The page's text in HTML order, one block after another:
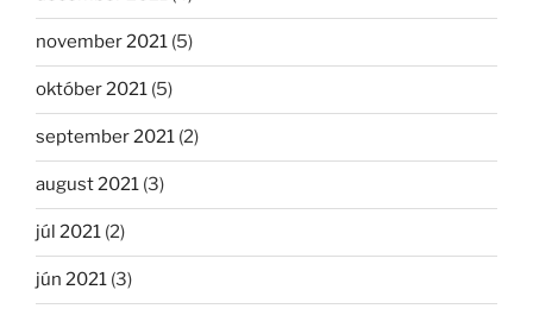
november 2021 (5)
október 2021 (5)
september 2021 (2)
august 2021 (3)
júl 2021 (2)
jún 2021 (3)